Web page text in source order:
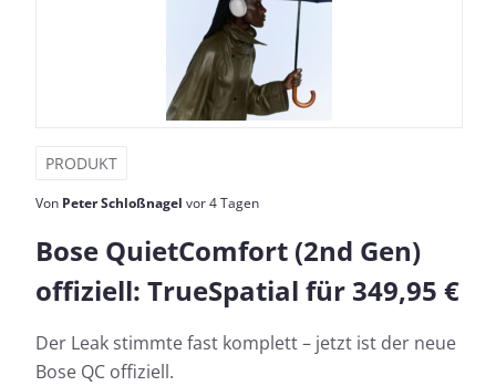
PRODUKT
Von Peter Schloßnagel vor 4 Tagen
Bose QuietComfort (2nd Gen)
offiziell: TrueSpatial für 349,95 €
Der Leak stimmte fast komplett – jetzt ist der neue
Bose QC offiziell.